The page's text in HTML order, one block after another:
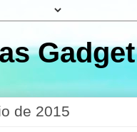
Gadget
de 2015